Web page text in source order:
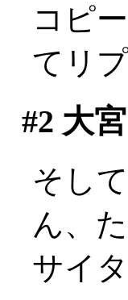
コピ
てリ
#2 大宮
そし
ん、
サイ